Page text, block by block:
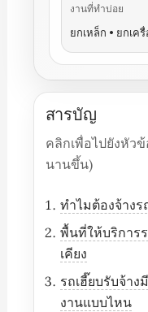
งานที่ทำบ่อย
ยกเหล็ก • ยกเค
สารบัญ
คลิกเพื่อไปยังหัว
นานขึ้น)
ทำไมต้องจ้าง
พื้นที่ให้บริการ
เคียง
รถเฮี๊ยบรับจ้า
งานแบบไหน